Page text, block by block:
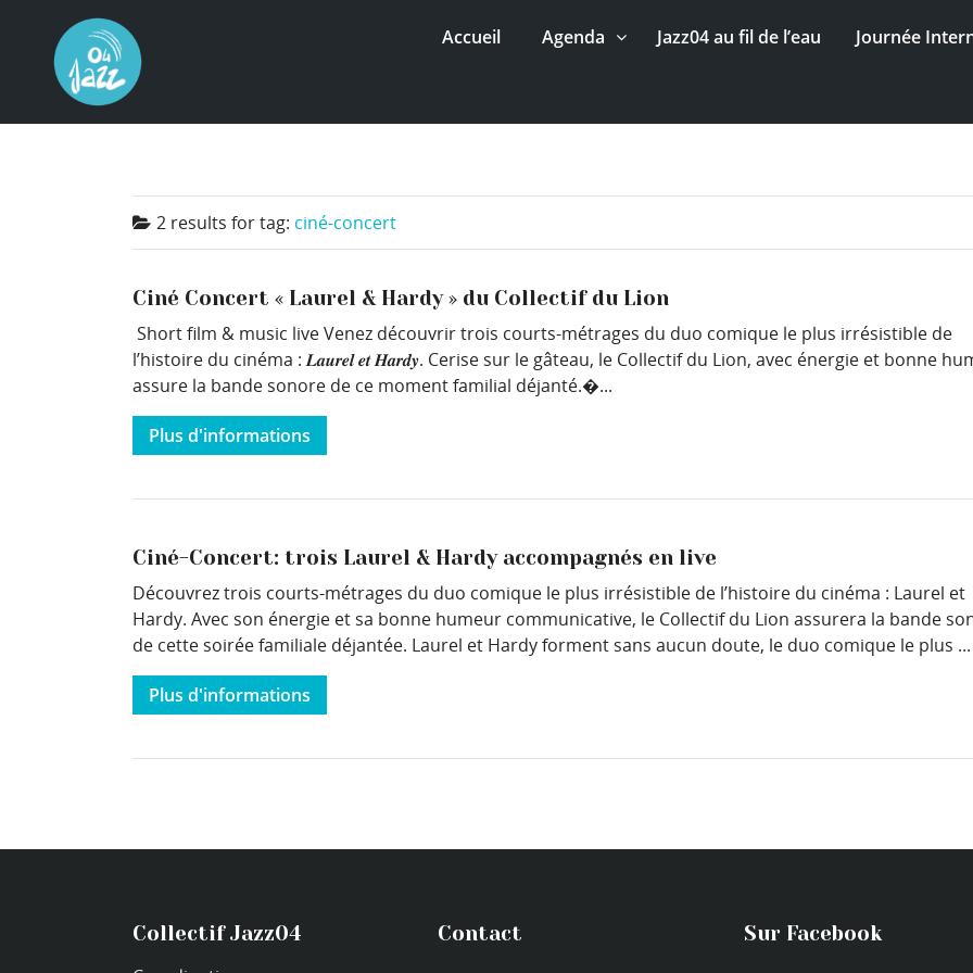
Accueil Agenda Jazz04 au fil de l’eau Journée
2 results fortag: ciné-concert
Ciné Concert « Laurel & Hardy » du Collectif du Lion
Short film & music live Venez découvrir trois courts-métrages du duo comique le plus irrésistible de
l’histoire du cinéma : 𝑳𝒂𝒖𝒓𝒆𝒍 𝒆𝒕 𝑯𝒂𝒓𝒅𝒚. Cerise sur le gâteau, le Collectif du Lion, avec énergie et bonne
assure la bande sonore de ce moment familial déjanté.�...
Plus d'informations
Ciné-Concert: trois Laurel & Hardy accompagnés en live
Découvrez trois courts-métrages du duo comique le plus irrésistible de l’histoire du cinéma : Laurel et
Hardy. Avec son énergie et sa bonne humeur communicative, le Collectif du Lion assurera la bande
de cette soirée familiale déjantée. Laurel et Hardy forment sans aucun doute, le duo comique le plus ...
Plus d'informations
Collectif Jazz04 Contact Sur Facebook